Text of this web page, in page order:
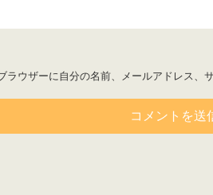
ラウザーに自分の名前、メールアドレス、